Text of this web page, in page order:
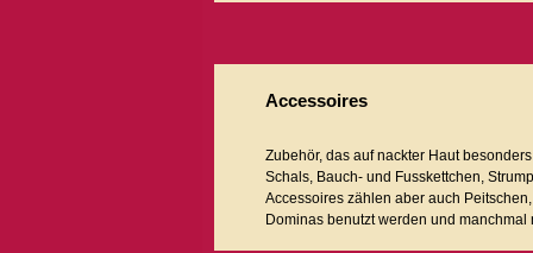
Accessoires
Zubehör, das auf nackter Haut
Schals, Bauch- und Fusskettchen,
Accessoires zählen aber auch
Dominas benutzt werden und